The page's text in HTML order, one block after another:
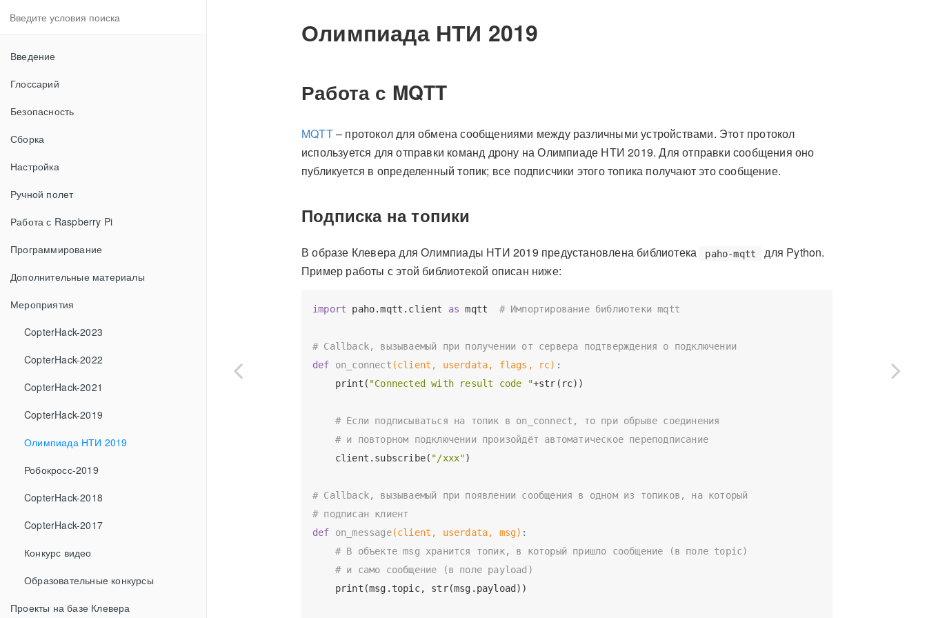
Введение
Глоссарий
Безопасность
Сборка
Настройка
Ручной полет
Работа с Raspberry Pi
Программирование
Дополнительные материалы
Мероприятия
CopterHack-2023
CopterHack-2022
CopterHack-2021
CopterHack-2019
Олимпиада НТИ 2019
Робокросс-2019
CopterHack-2018
CopterHack-2017
Конкурс видео
Образовательные конкурсы
Проекты на базе Клевера
Олимпиада НТИ 2019
Работа с MQTT
MQTT– протокол для обмена сообщениями между различными устройствами. Этот протокол
используется для отправки команд дрону на Олимпиаде НТИ 2019. Для отправки сообщения оно
публикуется в определенный топик; все подписчики этого топика получают это сообщение.
Подписка на топики
В образе Клевера для Олимпиады НТИ 2019 предустановлена библиотека paho-mqtt
для Python.
Пример работы с этой библиотекой описан ниже:
import paho.mqtt.client as mqtt # Импортирование библиотеки mqtt
# Callback, вызываемый при получении от сервера подтверждения о подключении
def
on_connect (client, userdata, flags, rc) :
    print(
"Connected with result code "+str(rc))
# Если подписываться на топик в on_connect, то при обрыве соединения
# и повторном подключении произойдёт автоматическое переподписание
    client.subscribe(
"/xxx")
# Callback, вызываемый при появлении сообщения в одном из топиков, на который
# подписан клиент
def
on_message(client, userdata, msg) :
# В объекте msg хранится топик, в который пришло сообщение (в поле topic)
# и само сообщение (в поле payload)
    print(msg.topic, str(msg.payload))